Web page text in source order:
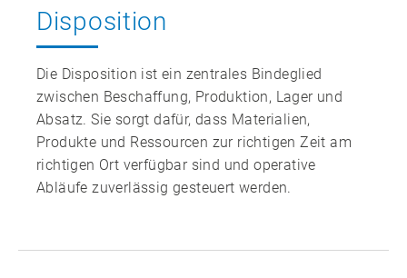
Disposition
Die Disposition ist ein zentrales Bindeglied
zwischen Beschaffung, Produktion, Lager und
Absatz. Sie sorgt dafür, dass Materialien,
Produkte und Ressourcen zur richtigen Zeit am
richtigen Ort verfügbar sind und operative
Abläufe zuverlässig gesteuert werden.